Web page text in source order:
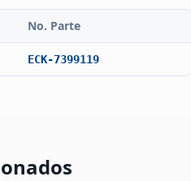
No. Parte
ECK-7399119